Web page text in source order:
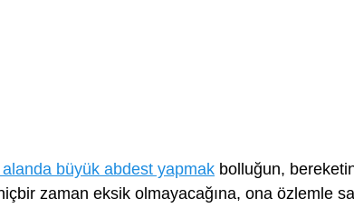
alanda büyük abdest yapmak bolluğun,
zaman eksik olmayacağına, ona özlemle